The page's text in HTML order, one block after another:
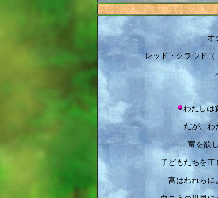
オ
レッド・クラウド（
わたしは
だが、わ
富を欲
子どもたちを正
富はわれらに